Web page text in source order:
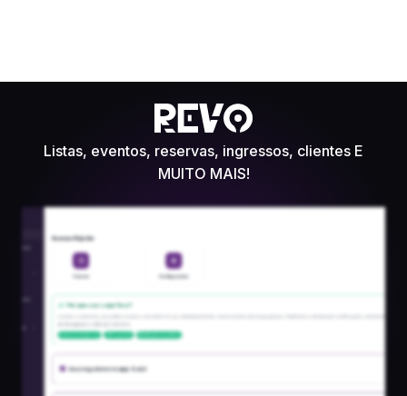
Listas, eventos, reservas, ingressos, clientes E
MUITO MAIS!